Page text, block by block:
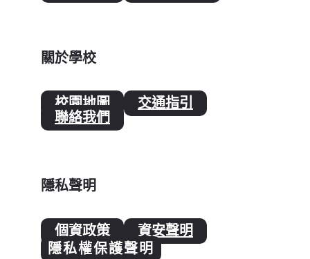
關於學校
校園地圖 交通指引
聯絡我們
隱私聲明
個資政策
資安聲明
隱私權保護聲明